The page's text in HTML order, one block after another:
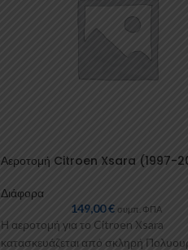
Αεροτομή Citroen Xsara (1997-
Διάφορα
149,00€ συμπ. ΦΠΑ
Η αεροτομή για το Citroen Xsara
κατασκευάζεται από σκληρή